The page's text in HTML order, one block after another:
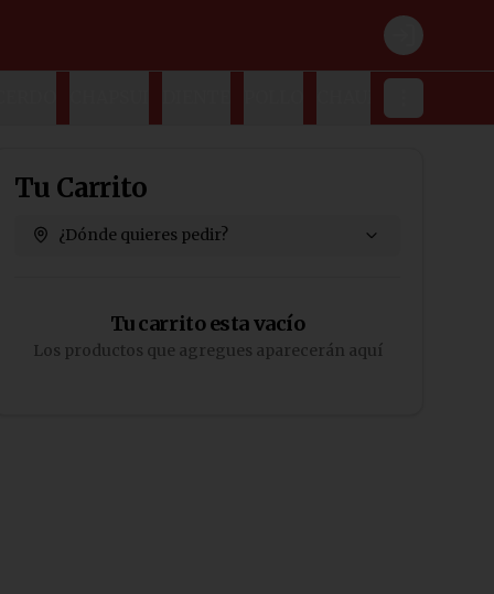
Login
Tu Carrito
¿Dónde quieres pedir?
Tu carrito esta vacío
Los productos que agregues aparecerán aquí